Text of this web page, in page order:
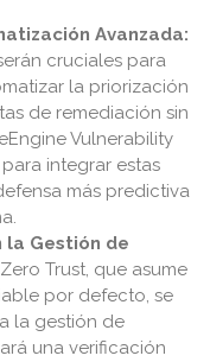
Avanzada:
cruciales para
la priorización
de remediación sin
Vulnerability
integrar estas
más predictiva
la Gestión de
Trust, que asume
por defecto, se
la gestión de
una verificación